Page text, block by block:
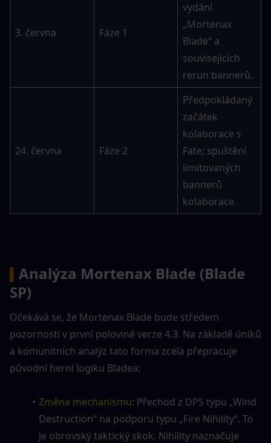
3. června Fáze 1
vydání
„Mortenax
Blade“ a
souvisejících
rerun bannerů.
24. června Fáze 2
Předpokládaný
začátek
kolaborace s
Fate; spuštění
limitovaných
bannerů
kolaborace.
Analýza Mortenax Blade (Blade
SP)
Očekává se, že Mortenax Blade bude středem
pozornosti v první polovině verze 4.3. Na základě úniků
a komunitních analýz tato forma zcela přepracuje
původní herní logiku Bladea:
Změna mechanismu: Přechod z DPS typu „Wind
Destruction“ na podporu typu „Fire Nihility“. To
je obrovský taktický skok. Nihility naznačuje